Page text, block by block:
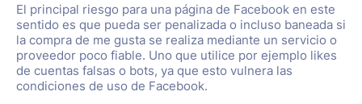
El principal riesgo para una página de Facebook en este
sentido es que pueda ser penalizada o incluso baneada si
la compra de me gusta se realiza mediante un servicio o
proveedor poco fiable. Uno que utilice por ejemplo likes
de cuentas falsas o bots, ya que esto vulnera las
condiciones de uso de Facebook.